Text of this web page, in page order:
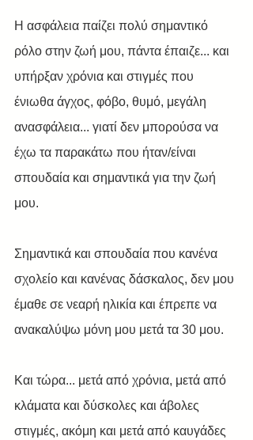
Η ασφάλεια παίζει πολύ σημαντικό
ρόλο στην ζωή μου, πάντα έπαιζε... και
υπήρξαν χρόνια και στιγμές που
ένιωθα άγχος, φόβο, θυμό, μεγάλη
ανασφάλεια... γιατί δεν μπορούσα να
έχω τα παρακάτω που ήταν/είναι
σπουδαία και σημαντικά για την ζωή
μου.
Σημαντικά και σπουδαία που κανένα
σχολείο και κανένας δάσκαλος, δεν μου
έμαθε σε νεαρή ηλικία και έπρεπε να
ανακαλύψω μόνη μου μετά τα 30 μου.
Και τώρα... μετά από χρόνια, μετά από
κλάματα και δύσκολες και άβολες
στιγμές, ακόμη και μετά από καυγάδες